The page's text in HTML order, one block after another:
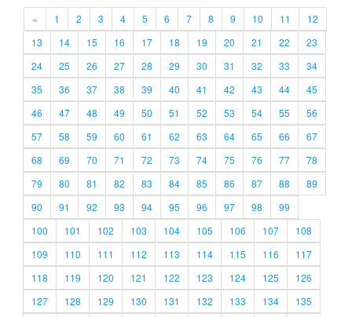
« 1 2 3 4 5 6 7 8 9 10 11
12
13
14 15 16 17 18 19 20 21 22
23
24
25 26 27 28 29 30 31 32 33
34
35
36 37 38 39 40 41 42 43 44
45
46
47 48 49 50 51 52 53 54 55
56
57
58 59 60 61 62 63 64 65 66
67
68
69 70 71 72 73 74 75 76 77
78
79
80 81 82 83 84 85 86 87 88
89
90
91 92 93 94 95 96 97 98
99
100
101 102 103 104 105 106 107
108
109
110 111 112 113 114 115 116
117
118
119 120 121 122 123 124 125
126
127
128 129 130 131 132 133 134
135